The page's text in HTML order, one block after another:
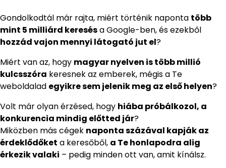
Gondolkodtál már rajta, miért történik naponta több
mint 5 milliárd keresésa Google-ben, és ezekből
hozzád vajon mennyi látogató jut el?
Miért van az, hogy magyar nyelven is több millió
kulcsszóra keresnek az emberek, mégis a Te
weboldalad egyikre sem jelenik meg az első helyen?
Volt már olyan érzésed, hogy hiába próbálkozol, a
konkurencia mindig előtted jár?
Miközben más cégek naponta százával kapják az
érdeklődőket a keresőből, a Te honlapodra alig
érkezik valaki – pedig minden ott van, amit kínálsz.